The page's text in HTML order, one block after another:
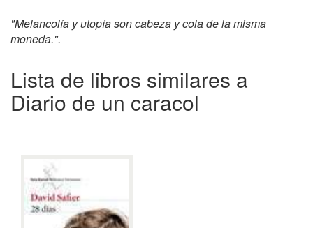
"Melancolía y utopía son cabeza y cola de la misma
moneda.".
Lista de libros similares a
Diario de un caracol